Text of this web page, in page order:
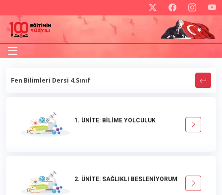
Fen Bilimleri Dersi 4.Sınıf
1. ÜNİTE: BİLİME YOLCULUK
2. ÜNİTE: SAĞLIKLI BESLENİYORUM